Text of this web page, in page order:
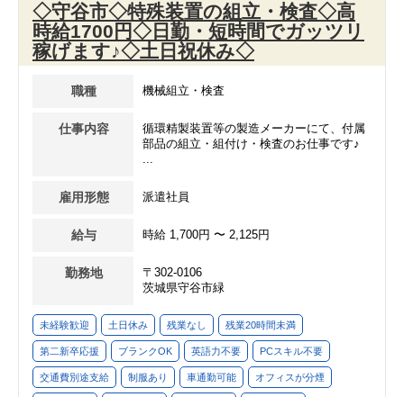
◇守谷市◇特殊装置の組立・検査◇高
時給1700円◇日勤・短時間でガッツリ
稼げます♪◇土日祝休み◇
職種 機械組立・検査
仕事内容
循環精製装置等の製造メーカーにて、付属
部品の組立・組付け・検査のお仕事です♪
...
雇用形態 派遣社員
給与 時給 1,700円 〜 2,125円
勤務地
〒302-0106
茨城県守谷市緑
未経験歓迎 土日休み 残業なし 残業20時間未満
第二新卒応援 ブランクOK 英語力不要 PCスキル不要
交通費別途支給 制服あり 車通勤可能 オフィスが分煙